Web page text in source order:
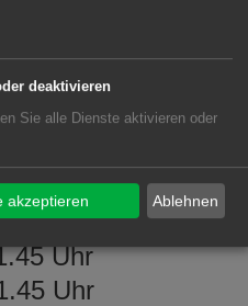
anzeigen
Uhr und 14 bis
Uhr
Uhr
deaktivieren
Sie alle Dienste aktivieren oder
Ablehnen
akzeptieren